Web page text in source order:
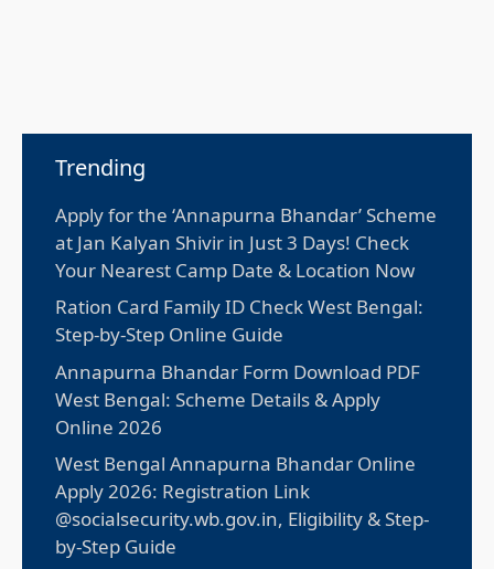
Trending
Apply for the ‘Annapurna Bhandar’ Scheme
at Jan Kalyan Shivir in Just 3 Days! Check
Your Nearest Camp Date & Location Now
Ration Card Family ID Check West Bengal:
Step-by-Step Online Guide
Annapurna Bhandar Form Download PDF
West Bengal: Scheme Details & Apply
Online 2026
West Bengal Annapurna Bhandar Online
Apply 2026: Registration Link
@socialsecurity.wb.gov.in, Eligibility & Step-
by-Step Guide